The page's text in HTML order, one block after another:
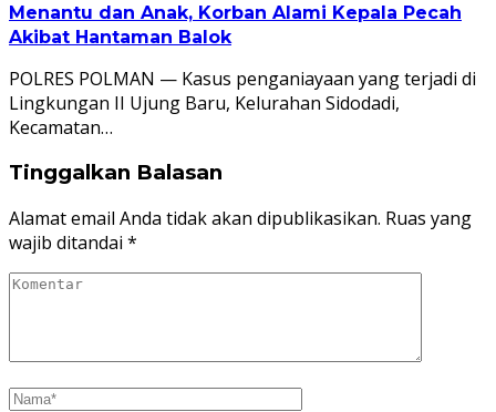
Menantu dan Anak, Korban Alami Kepala Pecah
Akibat Hantaman Balok
POLRES POLMAN — Kasus penganiayaan yang terjadi di
Lingkungan II Ujung Baru, Kelurahan Sidodadi,
Kecamatan…
Tinggalkan Balasan
Alamat email Anda tidak akan dipublikasikan. Ruas yang
wajib ditandai *